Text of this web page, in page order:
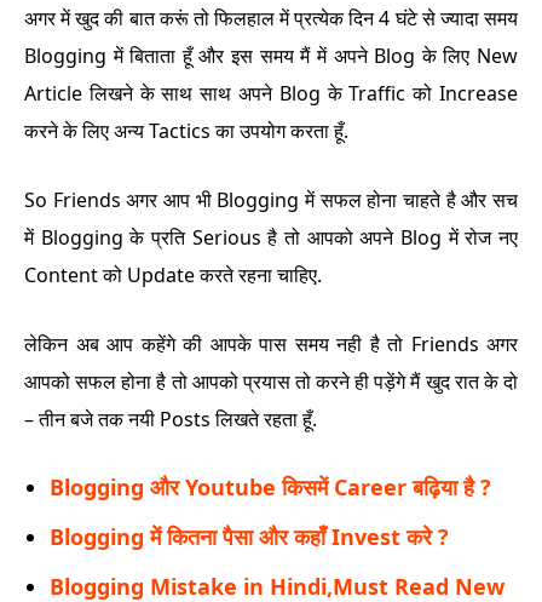
अगर में खुद की बात करूं तो फिलहाल में प्रत्येक दिन 4 घंटे से ज्यादा समय
Blogging में बिताता हूँ और इस समय मैं में अपने Blog के लिए New
Article लिखने के साथ साथ अपने Blog के Traffic को Increase
करने के लिए अन्य Tactics का उपयोग करता हूँ.
So Friends अगर आप भी Blogging में सफल होना चाहते है और सच
में Blogging के प्रति Serious है तो आपको अपने Blog में रोज नए
Content को Update करते रहना चाहिए.
लेकिन अब आप कहेंगे की आपके पास समय नही है तो Friends अगर
आपको सफल होना है तो आपको प्रयास तो करने ही पड़ेंगे मैं खुद रात के दो
– तीन बजे तक नयी Posts लिखते रहता हूँ.
Blogging और Youtube किसमें Career बढ़िया है ?
Blogging में कितना पैसा और कहाँ Invest करे ?
Blogging Mistake in Hindi,Must Read New